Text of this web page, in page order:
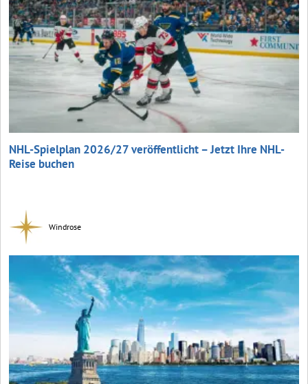
NHL-Spielplan 2026/27 veröffentlicht – Jetzt Ihre NHL-
Reise buchen
Windrose